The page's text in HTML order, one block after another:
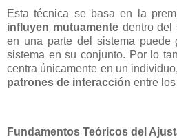
Esta técnica se basa en la
influyen mutuamentedentro del
en una parte del sistema puede
sistema en su conjunto. Por lo
centra únicamente en un
patrones de interacción entre
Fundamentos Teóricos del